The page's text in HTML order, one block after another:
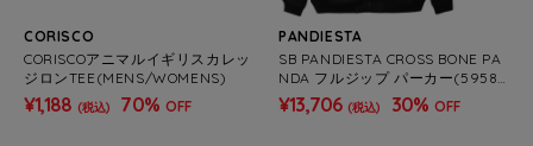
CORISCO
CORISCOアニマルイギリスカレッ
ジロンTEE(MENS/WOMENS)
¥1,188 (税込) 70% OFF
PANDIESTA
SB PANDIESTA CROSS BONE PA
NDA フルジップ パーカー(59585
4 MENS)
¥13,706 (税込) 30% OFF